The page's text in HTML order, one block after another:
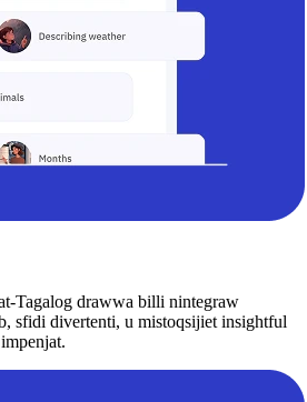
Tagalog drawwa billi nintegraw
sfidi divertenti, u mistoqsijiet insightful